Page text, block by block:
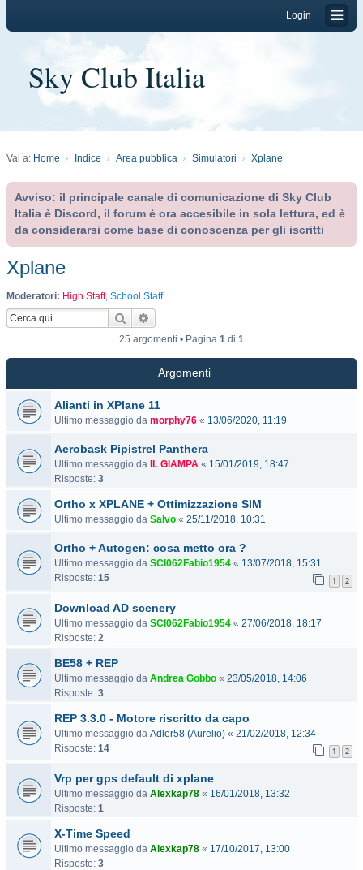
Login
Sky Club Italia
Vai a: Home Indice Area pubblica Simulatori Xplane
Avviso: il principale canale di comunicazione di Sky Club
Italia è Discord, il forum è ora accesibile in sola lettura, ed è
da considerarsi come base di conoscenza per gli iscritti
Xplane
Moderatori: High Staff, School Staff
Cerca
25 argomenti • Pagina 1 di 1
Argomenti
Alianti in XPlane 11
Ultimo messaggio da morphy76 « 13/06/2020, 11:19
Aerobask Pipistrel Panthera
Ultimo messaggio da IL GIAMPA « 15/01/2019, 18:47
Risposte: 3
Ortho x XPLANE + Ottimizzazione SIM
Ultimo messaggio da Salvo « 25/11/2018, 10:31
Ortho + Autogen: cosa metto ora ?
Ultimo messaggio da SCI062Fabio1954 « 13/07/2018, 15:31
Risposte: 15 1 2
Download AD scenery
Ultimo messaggio da SCI062Fabio1954 « 27/06/2018, 18:17
Risposte: 2
BE58 + REP
Ultimo messaggio da Andrea Gobbo « 23/05/2018, 14:06
Risposte: 3
REP 3.3.0 - Motore riscritto da capo
Ultimo messaggio da Adler58 (Aurelio) « 21/02/2018, 12:34
Risposte: 14 1 2
Vrp per gps default di xplane
Ultimo messaggio da Alexkap78 « 16/01/2018, 13:32
Risposte: 1
X-Time Speed
Ultimo messaggio da Alexkap78 « 17/10/2017, 13:00
Risposte: 3